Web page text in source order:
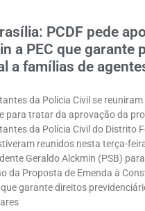
PCDF pede
a PEC que garante
a famílias de
da Polícia Civil se reuniram
para tratar da aprovação da
da Polícia Civil do Distrito
reunidos nesta terça-
Geraldo Alckmin (PSB)
da Proposta de Emenda à
garante direitos